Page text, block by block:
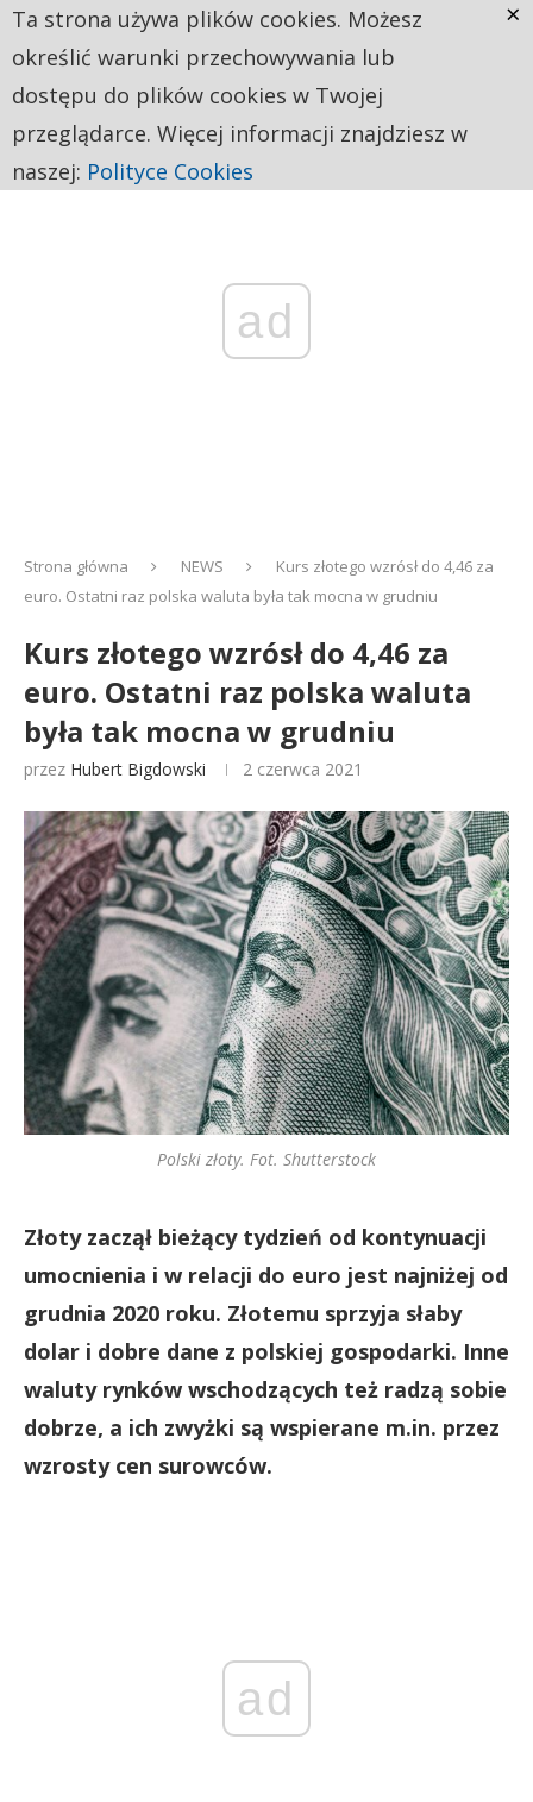
ad
Strona główna NEWS
Kurs złotego wzrósł do 4,46 za
euro. Ostatni raz polska waluta była tak mocna w grudniu
Kurs złotego wzrósł do 4,46 za
euro. Ostatni raz polska waluta
była tak mocna w grudniu
przez Hubert Bigdowski 2 czerwca 2021
Polski złoty. Fot. Shutterstock
Złoty zaczął bieżący tydzień od kontynuacji
umocnienia i w relacji do euro jest najniżej od
grudnia 2020 roku. Złotemu sprzyja słaby
dolar i dobre dane z polskiej gospodarki. Inne
waluty rynków wschodzących też radzą sobie
dobrze, a ich zwyżki są wspierane m.in. przez
wzrosty cen surowców.
ad
Ta strona używa plików cookies. Możesz
określić warunki przechowywania lub
dostępu do plików cookies w Twojej
przeglądarce. Więcej informacji znajdziesz w
naszej: Polityce Cookies
×